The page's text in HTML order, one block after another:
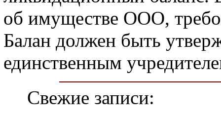
об имуществе ООО,
Балан должен быть
единственным
Свежие записи: